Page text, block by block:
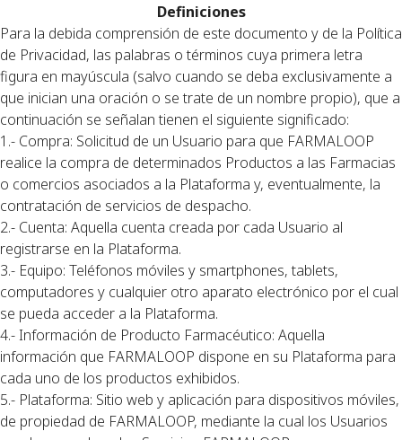
Definiciones
Para la debida comprensión de este documento y de la Política
de Privacidad, las palabras o términos cuya primera letra
figura en mayúscula (salvo cuando se deba exclusivamente a
que inician una oración o se trate de un nombre propio), que a
continuación se señalan tienen el siguiente significado:
1.- Compra: Solicitud de un Usuario para que FARMALOOP
realice la compra de determinados Productos a las Farmacias
o comercios asociados a la Plataforma y, eventualmente, la
contratación de servicios de despacho.
2.- Cuenta: Aquella cuenta creada por cada Usuario al
registrarse en la Plataforma.
3.- Equipo: Teléfonos móviles y smartphones, tablets,
computadores y cualquier otro aparato electrónico por el cual
se pueda acceder a la Plataforma.
4.- Información de Producto Farmacéutico: Aquella
información que FARMALOOP dispone en su Plataforma para
cada uno de los productos exhibidos.
5.- Plataforma: Sitio web y aplicación para dispositivos móviles,
de propiedad de FARMALOOP, mediante la cual los Usuarios